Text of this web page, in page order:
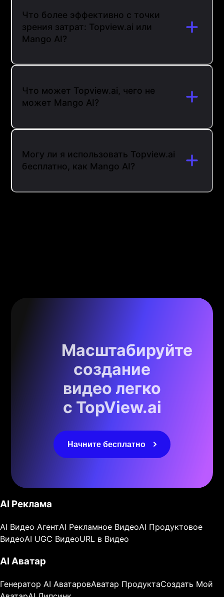
Что более эффективно с точки
зрения затрат: Topview.ai или
Mango AI?
Что может Topview.ai, чего не
может Mango AI?
Могу ли я использовать Topview.ai
бесплатно, как Mango AI?
Масштабируйте
создание
видео легко
с TopView.ai
Начните бесплатно
AI Реклама
AI Видео АгентAI Рекламное ВидеоAI Продуктовое
ВидеоAI UGC ВидеоURL в Видео
AI Аватар
Генератор AI АватаровАватар ПродуктаСоздать Мой